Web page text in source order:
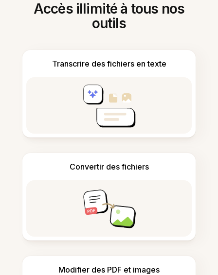
Accès illimité à tous nos
outils
Transcrire des fichiers en texte
Convertir des fichiers
Modifier des PDF et images